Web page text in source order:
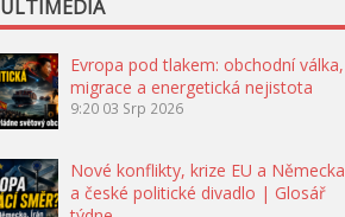
Evropa pod tlakem: obchodní válka,
migrace a energetická nejistota
9:20 03 Srp 2026
Nové konflikty, krize EU a Německa
a české politické divadlo | Glosář